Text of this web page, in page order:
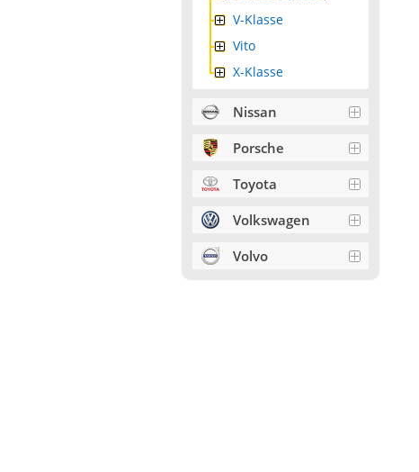
V-Klasse
Vito
X-Klasse
Nissan
Porsche
Toyota
Volkswagen
Volvo